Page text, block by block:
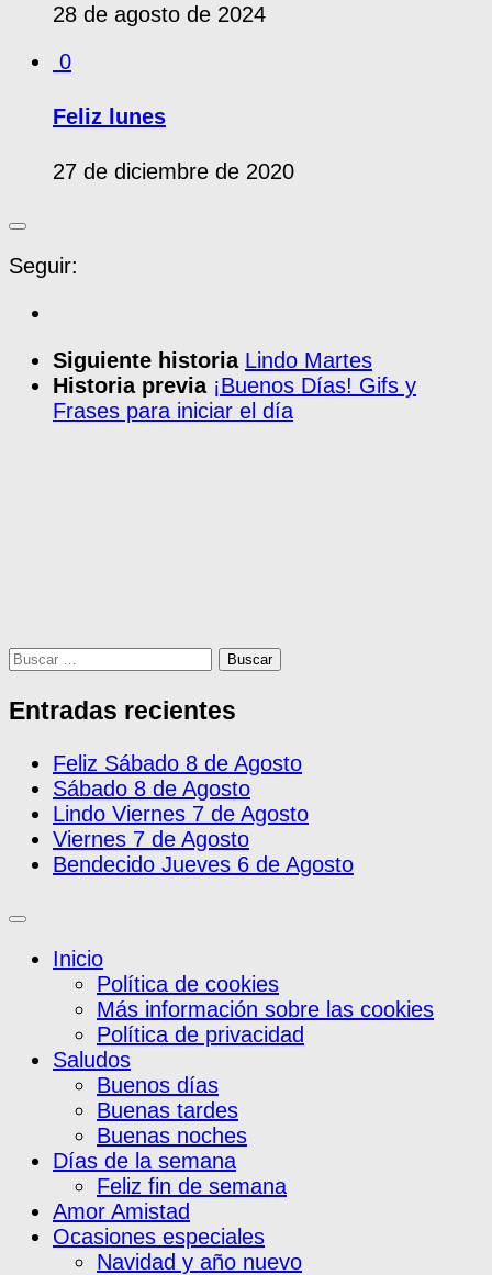
28 de agosto de 2024
0
Feliz lunes
27 de diciembre de 2020
Seguir:
Siguiente historia Lindo Martes
Historia previa ¡Buenos Días! Gifs y
Frases para iniciar el día
Buscar:
Entradas recientes
Feliz Sábado 8 de Agosto
Sábado 8 de Agosto
Lindo Viernes 7 de Agosto
Viernes 7 de Agosto
Bendecido Jueves 6 de Agosto
Inicio
Política de cookies
Más información sobre las cookies
Política de privacidad
Saludos
Buenos días
Buenas tardes
Buenas noches
Días de la semana
Feliz fin de semana
Amor Amistad
Ocasiones especiales
Navidad y año nuevo